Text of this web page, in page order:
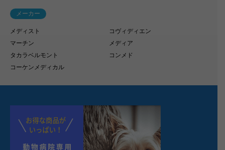
メーカー
メディスト
コヴィディエン
マーチン
メディア
タカラベルモント
コンメド
コーケンメディカル